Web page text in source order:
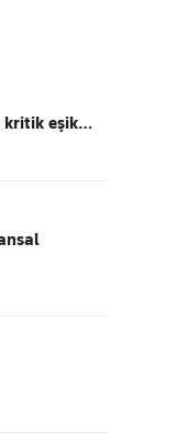
kritik eşik…